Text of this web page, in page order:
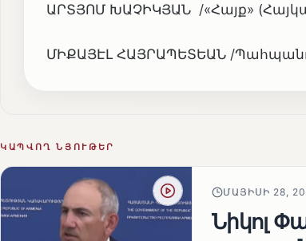
ԱՐՏՅՈՄ ԽԱՉԻԿՅԱՆ /«Հայք»
ՄԻՔԱՅԷԼ ՀԱՅՐԱՊԵՏԵԱՆ /
ԿԱՊՎՈՂ ՆՅՈՒԹԵՐ
ՄԱՅԻՍԻ 28,
Նիկոլ